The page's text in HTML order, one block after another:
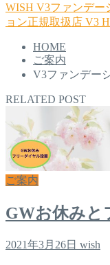
WISH V3ファンデー
ョン正規取扱店 V3
HOME
ご案内
V3ファンデー
RELATED POST
ご案内
GWお休みと
2021年3月26日 wish